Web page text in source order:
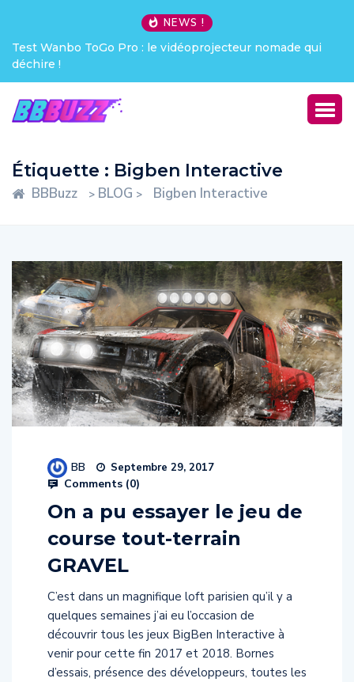
NEWS !
Test Wanbo ToGo Pro : le vidéoprojecteur nomade qui
déchire !
Étiquette : Bigben Interactive
BBBuzz > BLOG > Bigben Interactive
BB Septembre 29, 2017
Comments (0)
On a pu essayer le jeu de
course tout-terrain
GRAVEL
C’est dans un magnifique loft parisien qu’il y a
quelques semaines j’ai eu l’occasion de
découvrir tous les jeux BigBen Interactive à
venir pour cette fin 2017 et 2018. Bornes
d’essais, présence des développeurs, toutes les